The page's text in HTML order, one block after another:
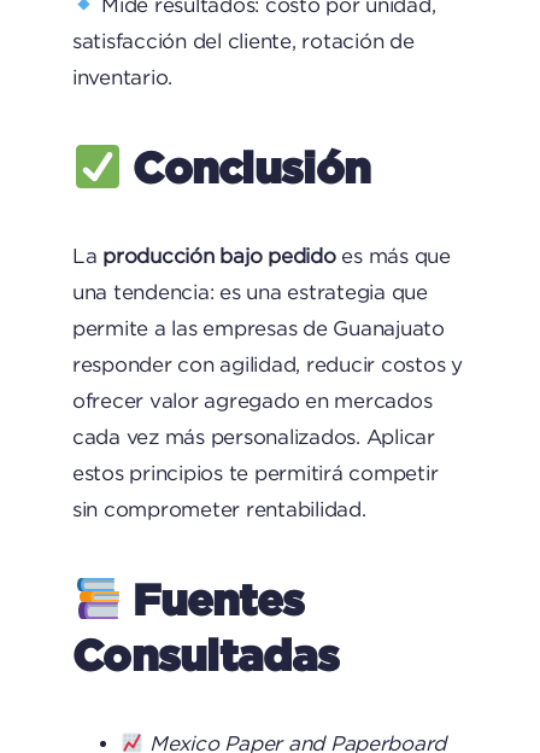
Mide resultados: costo por unidad,
satisfacción del cliente, rotación de
inventario.
Conclusión
La producción bajo pedidoes más que
una tendencia: es una estrategia que
permite a las empresas de Guanajuato
responder con agilidad, reducir costos y
ofrecer valor agregado en mercados
cada vez más personalizados. Aplicar
estos principios te permitirá competir
sin comprometer rentabilidad.
Fuentes
Consultadas
Mexico Paper and Paperboard